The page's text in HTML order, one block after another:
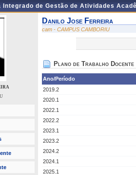
Integrado de Gestão de Atividades
Danilo Jose Ferreira
cam - CAMPUS CAMBORIU
Plano de Trabalho Docente
Ano/Período
2019.2
2020.1
2022.1
2022.2
2023.1
2023.2
2024.2
2024.1
2025.1